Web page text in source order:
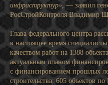
инфраструктур», — заявил
РосСтройКонтроля Владимир
Глава федерального центра
в настоящее время
качеством работ на 1388
актуальным планом
с финансированием прошлых
строительства: 605 объектов